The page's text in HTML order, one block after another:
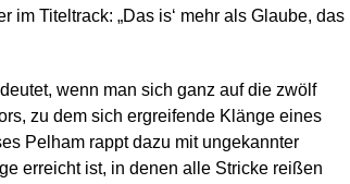
im Titeltrack: „Das is‘ mehr als Glaube, das
wenn man sich ganz auf die zwölf
zu dem sich ergreifende Klänge eines
Pelham rappt dazu mit ungekannter
erreicht ist, in denen alle Stricke reißen